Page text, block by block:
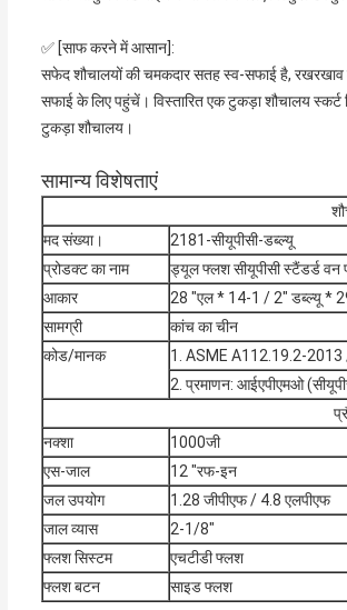
✅ [साफ करने में आसान]:
सफेद शौचालयों की चमकदार सतह स्व-सफाई है,
सफाई के लिए पहुंचें। विस्तारित एक टुकड़ा शौचालय
टुकड़ा शौचालय।
सामान्य विशेषताएं
मद संख्या।
2181-सीयूपीसी-डब्ल्यू
प्रोडक्ट का नाम
ड्यूल फ्लश सीयूपीसी स्टैंडर्ड वन
आकार
28 "एल * 14-1 / 2" डब्ल्यू *
सामग्री
कांच का चीन
कोड/मानक
1. ASME A112.19.2-
2. प्रमाणन: आईएपीएमओ
नक्शा
1000जी
एस-जाल
12 "रफ-इन
जल उपयोग
1.28 जीपीएफ / 4.8 एलपीएफ
जाल व्यास
2-1/8"
फ्लश सिस्टम
एचटीडी फ्लश
फ्लश बटन
साइड फ्लश